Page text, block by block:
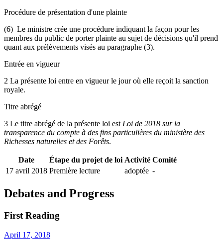
Procédure de présentation d'une plainte
(6) Le ministre crée une procédure indiquant la façon pour les
membres du public de porter plainte au sujet de décisions qu'il prend
quant aux prélèvements visés au paragraphe (3).
Entrée en vigueur
2 La présente loi entre en vigueur le jour où elle reçoit la sanction
royale.
Titre abrégé
3 Le titre abrégé de la présente loi est Loi de 2018 sur la
transparence du compte à des fins particulières du ministère des
Richesses naturelles et des Forêts.
Date Étape du projet de loi Activité Comité
17 avril 2018 Première lecture adoptée -
Debates and Progress
First Reading
April 17, 2018